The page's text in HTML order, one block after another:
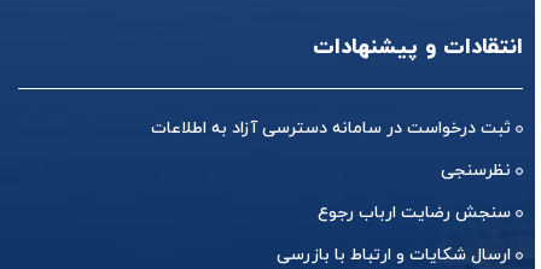
انتقادات و پیشنهادات
ثبت درخواست در سامانه دسترسی آزاد به اطلاعات
نظرسنجی
سنجش رضایت ارباب رجوع
ارسال شکایات و ارتباط با بازرسی